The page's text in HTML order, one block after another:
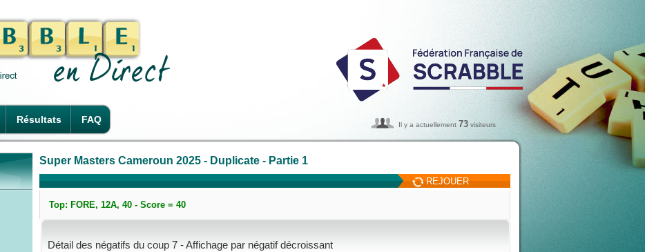
Résultats FAQ Il y a actuellement 73 visiteurs
Super Masters Cameroun 2025 - Duplicate - Partie 1
REJOUER
Top: FORE, 12A, 40 - Score = 40
Détail des négatifs du coup 7 - Affichage par négatif décroissant